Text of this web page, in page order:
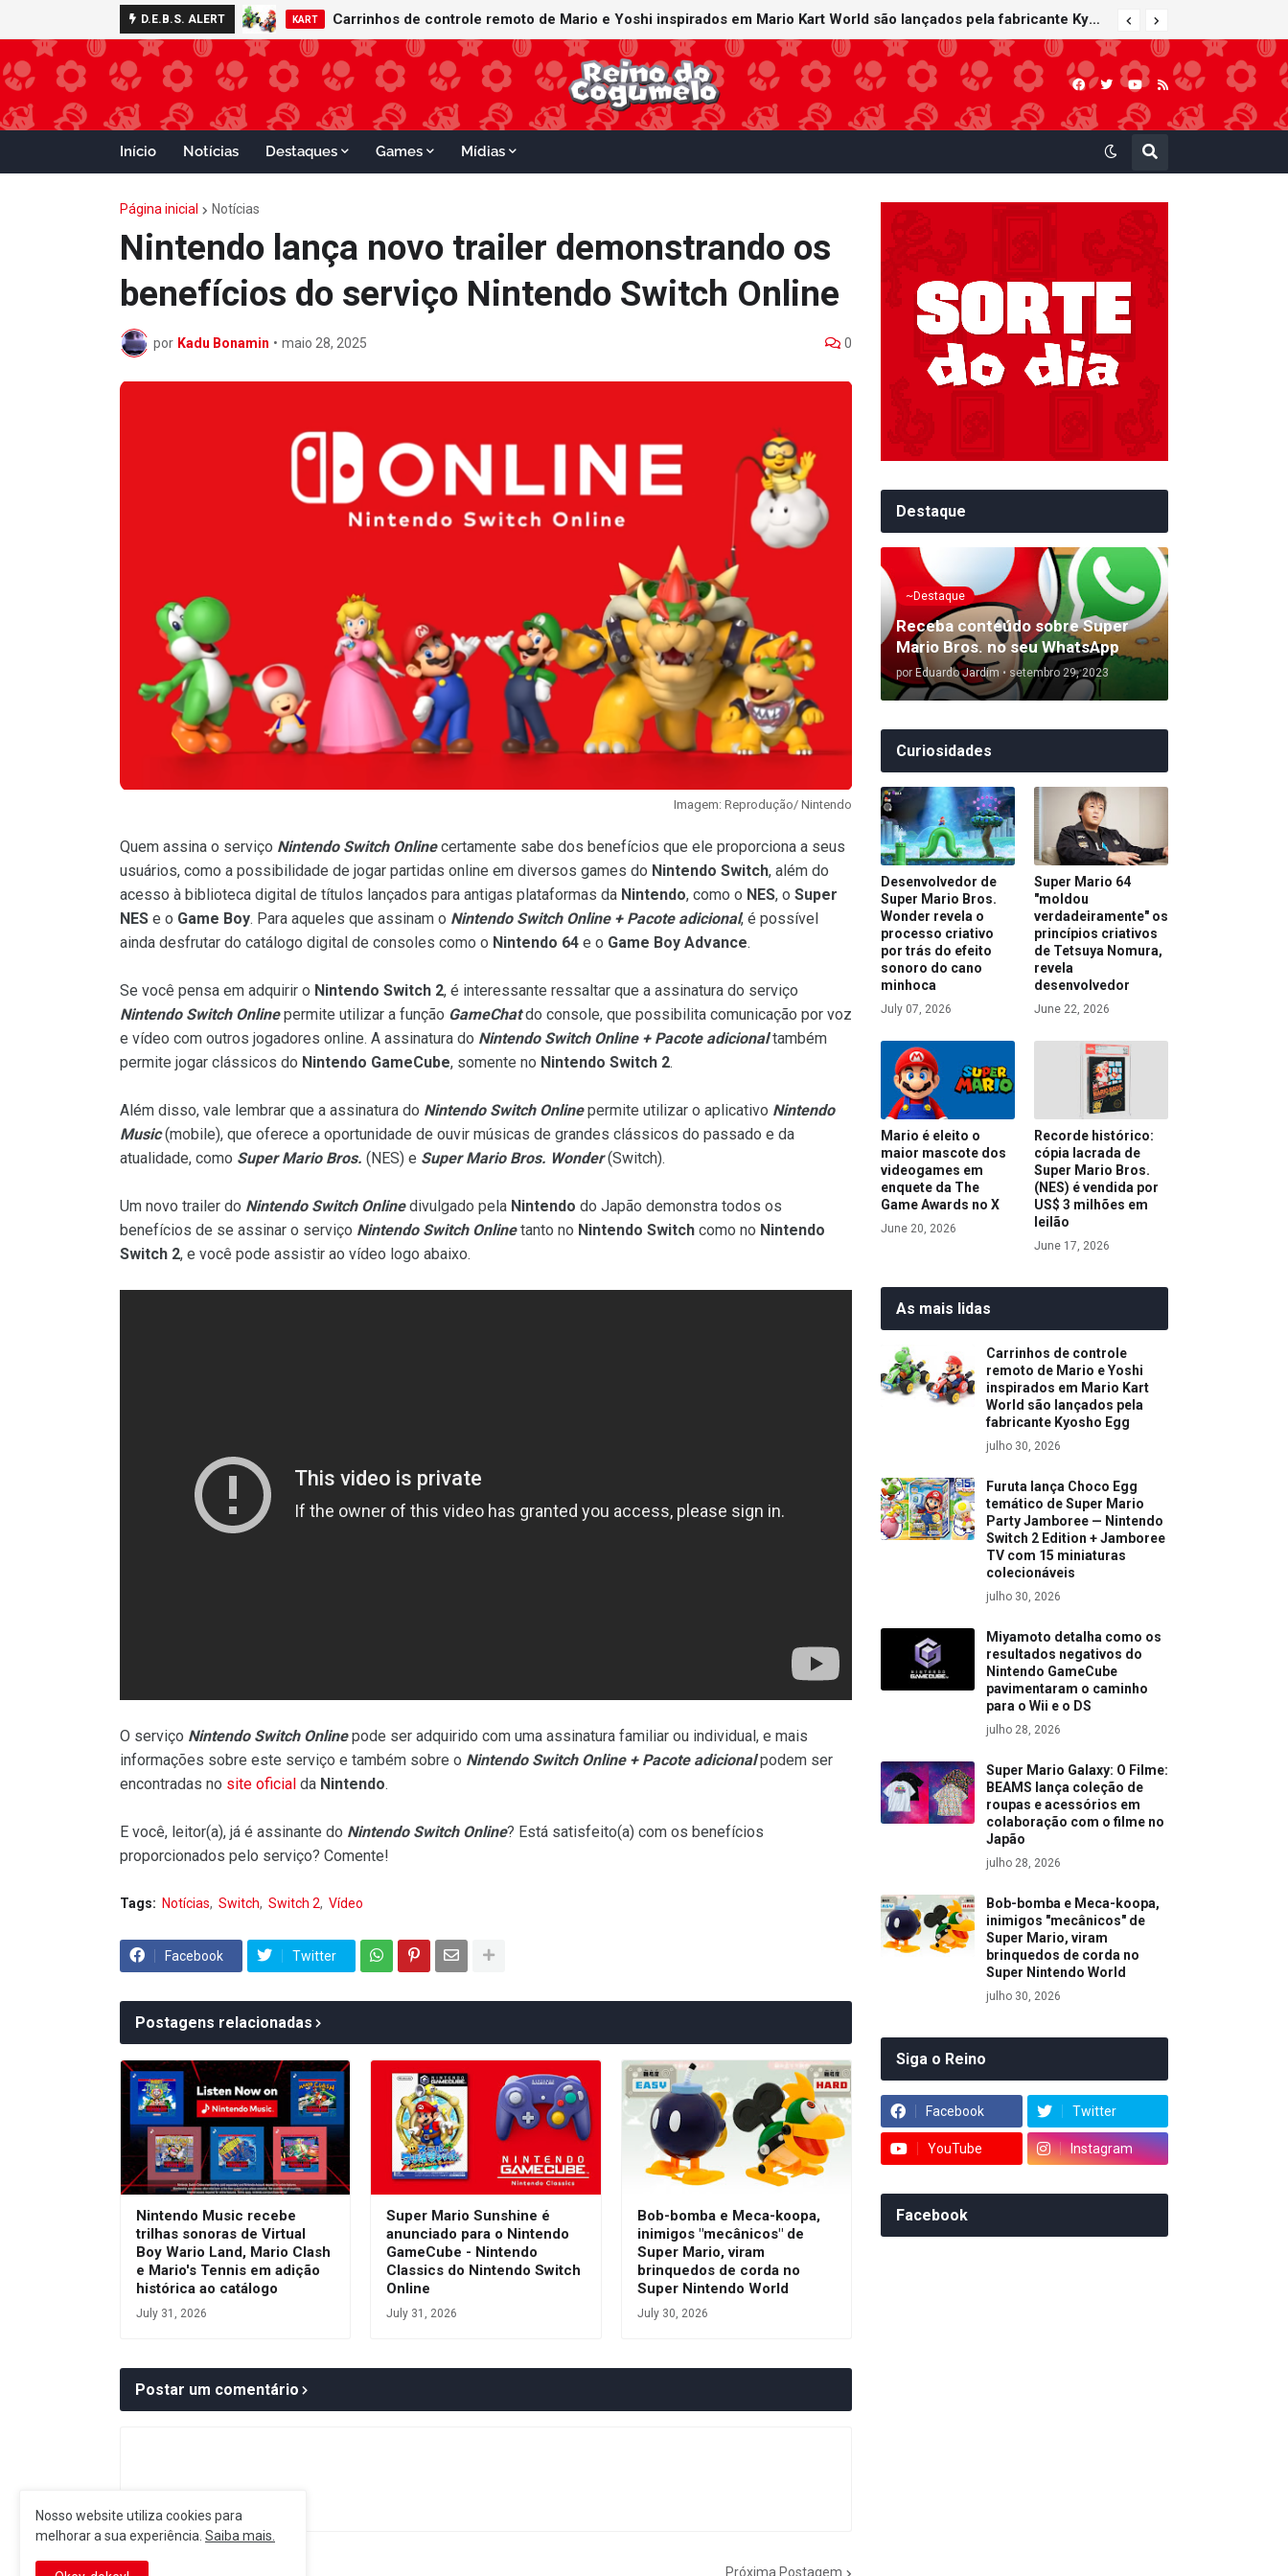
D.E.B.S. ALERT KART Carrinhos de controle remoto de Mario e Yoshi inspirados em Mario Kart World são lançados pela fabricante Kyosho Egg
Início Notícias Destaques Games Mídias
Página inicial Notícias
Nintendo lança novo trailer demonstrando os
benefícios do serviço Nintendo Switch Online
por Kadu Bonamin • maio 28, 2025 0
Imagem: Reprodução/ Nintendo
Quem assina o serviço Nintendo Switch Onlinecertamente sabe dos benefícios que ele proporciona a seus
usuários, como a possibilidade de jogar partidas online em diversos games do Nintendo Switch, além do
acesso à biblioteca digital de títulos lançados para antigas plataformas da Nintendo, como o NES, o Super
NES e o Game Boy. Para aqueles que assinam o Nintendo Switch Online + Pacote adicional, é possível
ainda desfrutar do catálogo digital de consoles como o Nintendo 64 e o Game Boy Advance.
Se você pensa em adquirir o Nintendo Switch 2, é interessante ressaltar que a assinatura do serviço
Nintendo Switch Onlinepermite utilizar a função GameChatdo console, que possibilita comunicação por voz
e vídeo com outros jogadores online. A assinatura do Nintendo Switch Online + Pacote adicionaltambém
permite jogar clássicos do Nintendo GameCube, somente no Nintendo Switch 2.
Além disso, vale lembrar que a assinatura do Nintendo Switch Onlinepermite utilizar o aplicativo Nintendo
Music(mobile), que oferece a oportunidade de ouvir músicas de grandes clássicos do passado e da
atualidade, como Super Mario Bros. (NES) e Super Mario Bros. Wonder(Switch).
Um novo trailer do Nintendo Switch Onlinedivulgado pela Nintendo do Japão demonstra todos os
benefícios de se assinar o serviço Nintendo Switch Onlinetanto no Nintendo Switch como no Nintendo
Switch 2, e você pode assistir ao vídeo logo abaixo.
O serviço Nintendo Switch Onlinepode ser adquirido com uma assinatura familiar ou individual, e mais
informações sobre este serviço e também sobre o Nintendo Switch Online + Pacote adicionalpodem ser
encontradas no site oficial da Nintendo.
E você, leitor(a), já é assinante do Nintendo Switch Online? Está satisfeito(a) com os benefícios
proporcionados pelo serviço? Comente!
Tags: Notícias Switch Switch 2 Vídeo
Facebook Twitter
Postagens relacionadas
Nintendo Music recebe
trilhas sonoras de Virtual
Boy Wario Land, Mario Clash
e Mario's Tennis em adição
histórica ao catálogo
July 31, 2026
Super Mario Sunshine é
anunciado para o Nintendo
GameCube - Nintendo
Classics do Nintendo Switch
Online
July 31, 2026
Bob-bomba e Meca-koopa,
inimigos "mecânicos" de
Super Mario, viram
brinquedos de corda no
Super Nintendo World
July 30, 2026
Postar um comentário
Próxima Postagem
Destaque
~Destaque
Receba conteúdo sobre Super
Mario Bros. no seu WhatsApp
por Eduardo Jardim • setembro 29, 2023
Curiosidades
Desenvolvedor de
Super Mario Bros.
Wonder revela o
processo criativo
por trás do efeito
sonoro do cano
minhoca
July 07, 2026
Super Mario 64
"moldou
verdadeiramente" os
princípios criativos
de Tetsuya Nomura,
revela
desenvolvedor
June 22, 2026
Mario é eleito o
maior mascote dos
videogames em
enquete da The
Game Awards no X
June 20, 2026
Recorde histórico:
cópia lacrada de
Super Mario Bros.
(NES) é vendida por
US$ 3 milhões em
leilão
June 17, 2026
As mais lidas
Carrinhos de controle
remoto de Mario e Yoshi
inspirados em Mario Kart
World são lançados pela
fabricante Kyosho Egg
julho 30, 2026
Furuta lança Choco Egg
temático de Super Mario
Party Jamboree — Nintendo
Switch 2 Edition + Jamboree
TV com 15 miniaturas
colecionáveis
julho 30, 2026
Miyamoto detalha como os
resultados negativos do
Nintendo GameCube
pavimentaram o caminho
para o Wii e o DS
julho 28, 2026
Super Mario Galaxy: O Filme:
BEAMS lança coleção de
roupas e acessórios em
colaboração com o filme no
Japão
julho 28, 2026
Bob-bomba e Meca-koopa,
inimigos "mecânicos" de
Super Mario, viram
brinquedos de corda no
Super Nintendo World
julho 30, 2026
Siga o Reino
Facebook Twitter
YouTube Instagram
Facebook
Nosso website utiliza cookies para
melhorar a sua experiência. Saiba mais.